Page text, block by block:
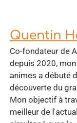
Quentin
Co-fondateur de
depuis 2020,
animes a débuté
découverte du
Mon objectif à
meilleur de